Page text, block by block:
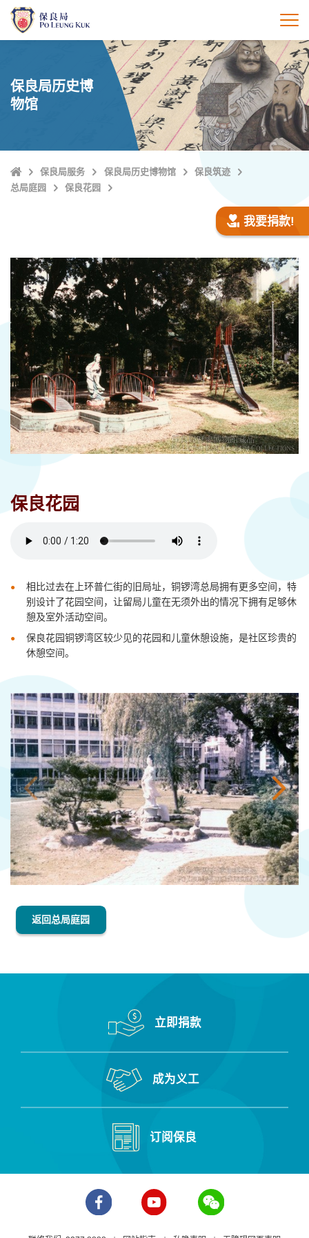
打
保良局历史博
物馆
Home保良局服务 保良局历史博物馆
保良筑迹
总局庭园
保良花园
我要捐款!
保良花园
相比过去在上环普仁街的旧局址，铜锣湾总局拥有更多空间，特
别设计了花园空间，让留局儿童在无须外出的情况下拥有足够休
憩及室外活动空间。
保良花园铜锣湾区较少见的花园和儿童休憩设施，是社区珍贵的
休憩空间。
返回总局庭园
立即捐款
成为义工
订阅保良